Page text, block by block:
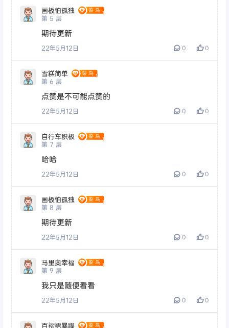
画板怕孤独
第 5 层
期待更新
22年5月12日 0 0
雪糕简单
第 6 层
点赞是不可能点赞的
22年5月12日 0 0
自行车积极
第 7 层
哈哈
22年5月12日 0 0
画板怕孤独
第 8 层
期待更新
22年5月12日 0 0
马里奥幸福
第 9 层
我只是随便看看
22年5月12日 0 0
百褶裙暴躁